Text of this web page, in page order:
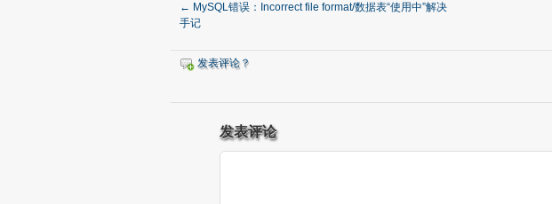
← MySQL错误：Incorrect file format/数据表“使用中”解决
手记
发表评论？
发表评论